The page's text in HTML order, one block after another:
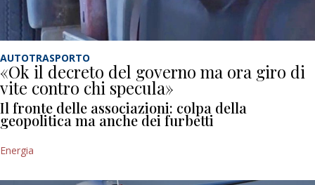
AUTOTRASPORTO
«Ok il decreto del governo ma ora giro di
vite contro chi specula»
Il fronte delle associazioni: colpa della
geopolitica ma anche dei furbetti
Energia